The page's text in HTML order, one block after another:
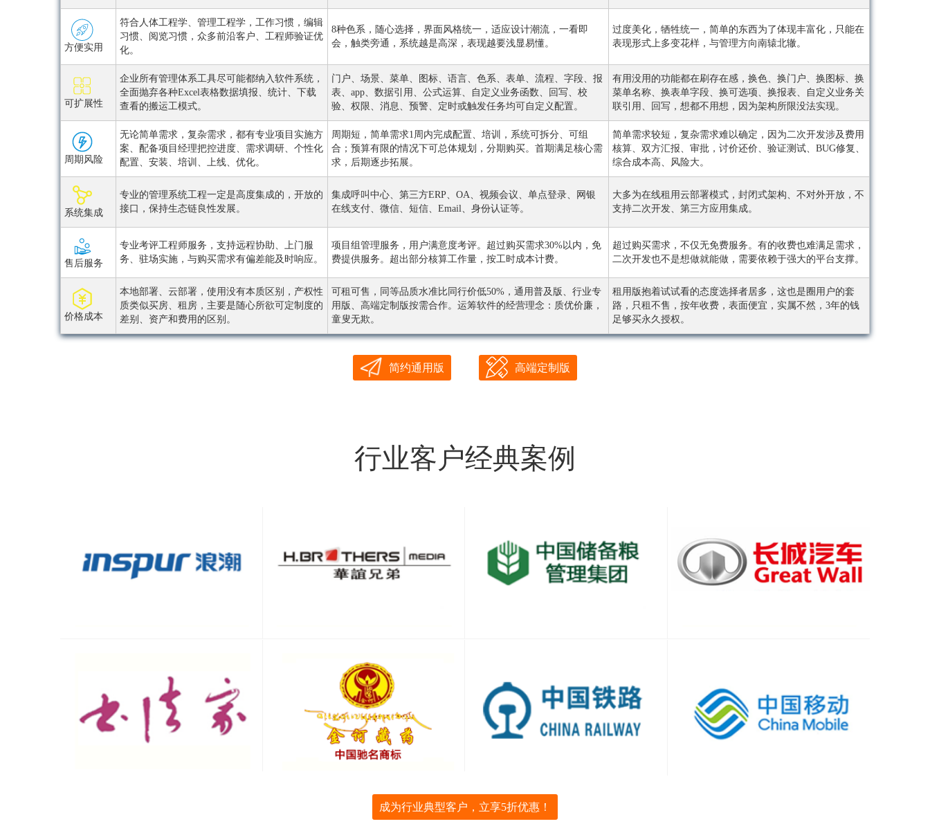
方便实用
符合人体工程学、管理工程学，工作习惯，编辑
习惯、阅览习惯，众多前沿客户、工程师验证优
化。
8种色系，随心选择，界面风格统一，适应设计潮流，一看即
会，触类旁通，系统越是高深，表现越要浅显易懂。
过度美化，牺牲统一，简单的东西为了体现丰富化，只能在
表现形式上多变花样，与管理方向南辕北辙。
可扩展性
企业所有管理体系工具尽可能都纳入软件系统，
全面抛弃各种Excel表格数据填报、统计、下载
查看的搬运工模式。
门户、场景、菜单、图标、语言、色系、表单、流程、字段、报
表、app、数据引用、公式运算、自定义业务函数、回写、校
验、权限、消息、预警、定时或触发任务均可自定义配置。
有用没用的功能都在刷存在感，换色、换门户、换图标、换
菜单名称、换表单字段、换可选项、换报表、自定义业务关
联引用、回写，想都不用想，因为架构所限没法实现。
周期风险
无论简单需求，复杂需求，都有专业项目实施方
案、配备项目经理把控进度、需求调研、个性化
配置、安装、培训、上线、优化。
周期短，简单需求1周内完成配置、培训，系统可拆分、可组
合；预算有限的情况下可总体规划，分期购买。首期满足核心需
求，后期逐步拓展。
简单需求较短，复杂需求难以确定，因为二次开发涉及费用
核算、双方汇报、审批，讨价还价、验证测试、BUG修复、
综合成本高、风险大。
系统集成
专业的管理系统工程一定是高度集成的，开放的
接口，保持生态链良性发展。
集成呼叫中心、第三方ERP、OA、视频会议、单点登录、网银
在线支付、微信、短信、Email、身份认证等。
大多为在线租用云部署模式，封闭式架构、不对外开放，不
支持二次开发、第三方应用集成。
售后服务
专业考评工程师服务，支持远程协助、上门服
务、驻场实施，与购买需求有偏差能及时响应。
项目组管理服务，用户满意度考评。超过购买需求30%以内，免
费提供服务。超出部分核算工作量，按工时成本计费。
超过购买需求，不仅无免费服务。有的收费也难满足需求，
二次开发也不是想做就能做，需要依赖于强大的平台支撑。
价格成本
本地部署、云部署，使用没有本质区别，产权性
质类似买房、租房，主要是随心所欲可定制度的
差别、资产和费用的区别。
可租可售，同等品质水准比同行价低50%，通用普及版、行业专
用版、高端定制版按需合作。运筹软件的经营理念：质优价廉，
童叟无欺。
租用版抱着试试看的态度选择者居多，这也是圈用户的套
路，只租不售，按年收费，表面便宜，实属不然，3年的钱
足够买永久授权。
简约通用版 高端定制版
行业客户经典案例
成为行业典型客户，立享5折优惠！